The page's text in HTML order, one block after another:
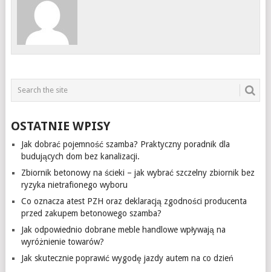
OSTATNIE WPISY
Jak dobrać pojemność szamba? Praktyczny poradnik dla
budujących dom bez kanalizacji.
Zbiornik betonowy na ścieki – jak wybrać szczelny zbiornik bez
ryzyka nietrafionego wyboru
Co oznacza atest PZH oraz deklaracją zgodności producenta
przed zakupem betonowego szamba?
Jak odpowiednio dobrane meble handlowe wpływają na
wyróżnienie towarów?
Jak skutecznie poprawić wygodę jazdy autem na co dzień